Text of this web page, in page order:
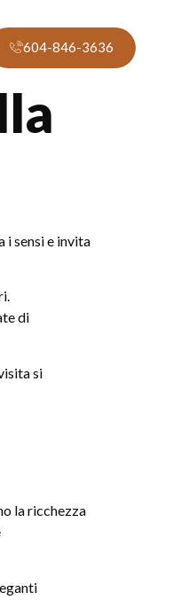
604-846-3636
i sensi e invita
di
si
la ricchezza